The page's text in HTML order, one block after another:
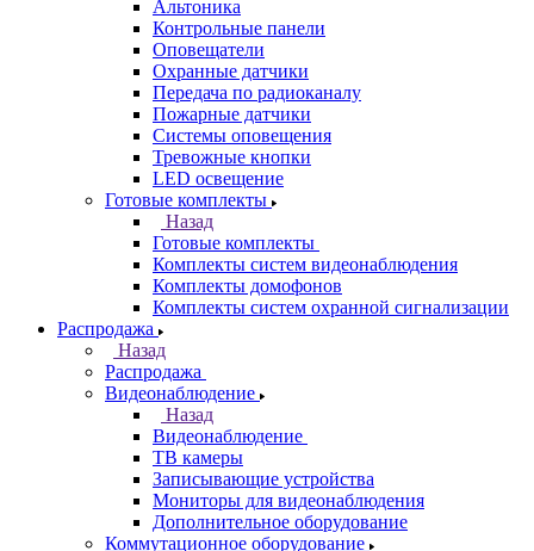
Альтоника
Контрольные панели
Оповещатели
Охранные датчики
Передача по радиоканалу
Пожарные датчики
Системы оповещения
Тревожные кнопки
LED освещение
Готовые комплекты
Назад
Готовые комплекты
Комплекты систем видеонаблюдения
Комплекты домофонов
Комплекты систем охранной сигнализации
Распродажа
Назад
Распродажа
Видеонаблюдение
Назад
Видеонаблюдение
ТВ камеры
Записывающие устройства
Мониторы для видеонаблюдения
Дополнительное оборудование
Коммутационное оборудование